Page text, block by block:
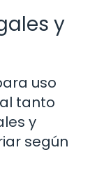
y
uso
tanto
y
según